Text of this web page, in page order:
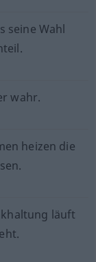
seine Wahl
wahr.
heizen die
läuft